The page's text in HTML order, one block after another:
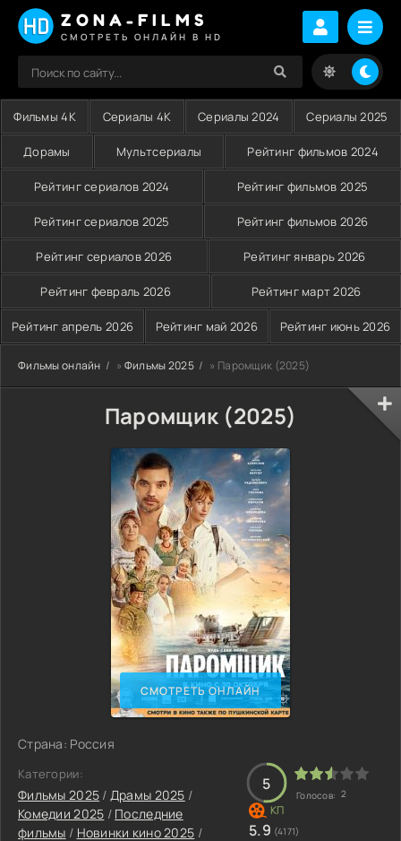
ZONA-FILMS
СМОТРЕТЬ ОНЛАЙН В HD
Фильмы 4K Сериалы 4K Сериалы 2024 Сериалы 2025
Дорамы Мультсериалы Рейтинг фильмов 2024
Рейтинг сериалов 2024 Рейтинг фильмов 2025
Рейтинг сериалов 2025 Рейтинг фильмов 2026
Рейтинг сериалов 2026 Рейтинг январь 2026
Рейтинг февраль 2026 Рейтинг март 2026
Рейтинг апрель 2026 Рейтинг май 2026 Рейтинг июнь 2026
Фильмы онлайн » Фильмы 2025 » Паромщик (2025)
Паромщик (2025)
СМОТРЕТЬ ОНЛАЙН
Страна: Россия
Категории:
Фильмы 2025 / Драмы 2025 /
Комедии 2025 / Последние
фильмы / Новинки кино 2025 /
5
Голосов: 2
5.9 (4171)